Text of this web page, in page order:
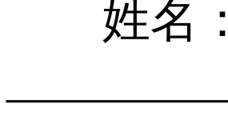
姓名：